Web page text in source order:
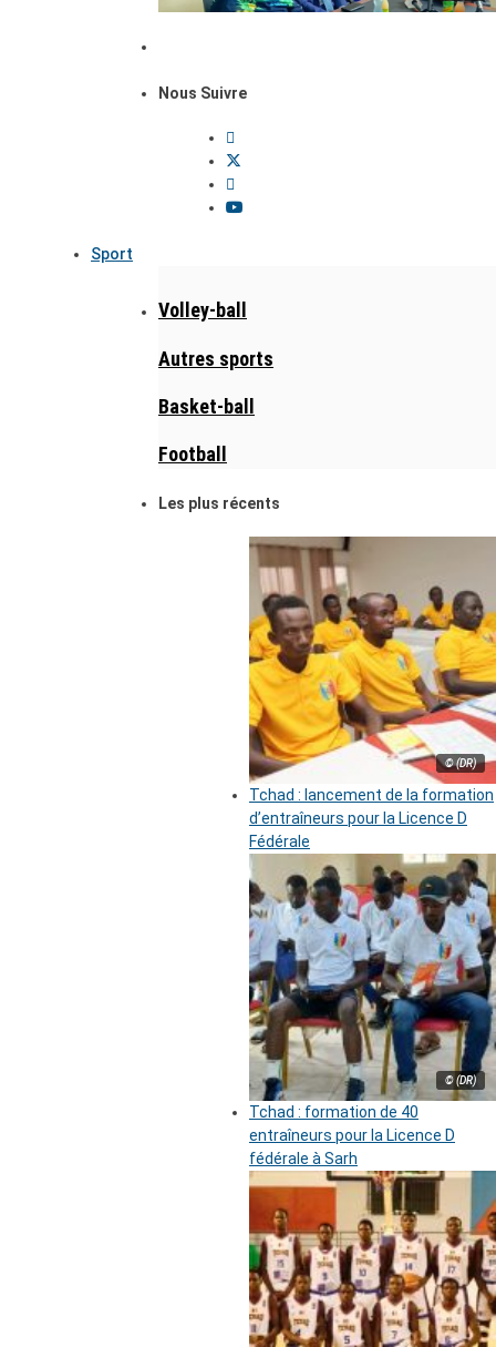
Nous Suivre
Sport
Volley-ball
Autres sports
Basket-ball
Football
Les plus récents
© (DR)
Tchad : lancement de la formation
d’entraîneurs pour la Licence D
Fédérale
© (DR)
Tchad : formation de 40
entraîneurs pour la Licence D
fédérale à Sarh